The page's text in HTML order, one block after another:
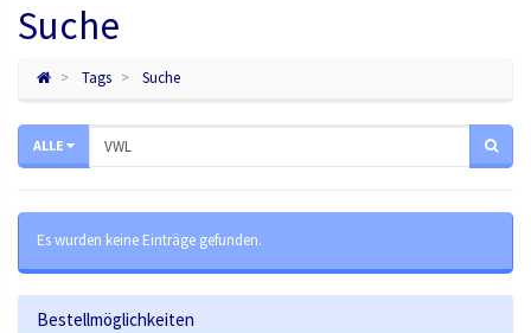
Suche
Tags Suche
ALLE
Es wurden keine Einträge gefunden.
Bestellmöglichkeiten